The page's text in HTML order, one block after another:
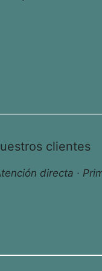
clientes
directa ·